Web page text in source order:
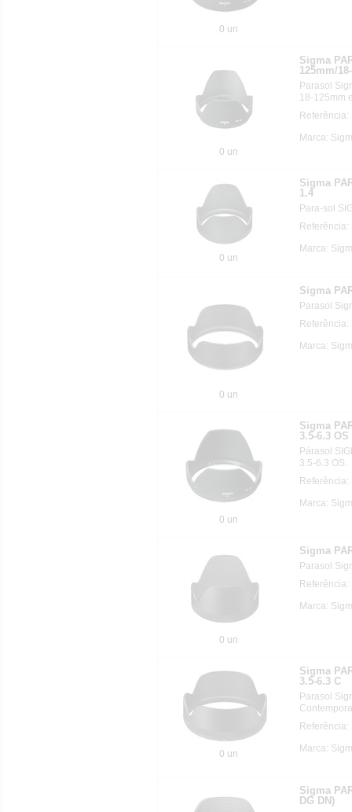
0 un
0 un
Sigma
125mm/
Parasol
18-125mm
Marca:
0 un
Sigma
1.4
Para-sol
Referência:
Marca:
0 un
Sigma
Parasol
Referência:
Marca:
0 un
Sigma
3.5-6.3 OS
Párasol
3.5-6.3 OS.
Marca:
0 un
Sigma
Parasol
Referência:
Marca:
0 un
Sigma
3.5-6.3 C
Parasol
Referência:
Marca:
Sigma
DG DN)